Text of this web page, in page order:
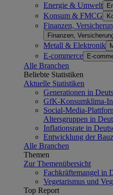
Energie & Umwelt
Konsum & FMCG
Finanzen,
Finanzen,
Metall & Elektronik
E-commerce E-
Alle Branchen
Beliebte Statistiken
Aktuelle Statistiken
Generationen in
GfK-Konsumklima-
Social-Media-
Altersgruppen in
Inflationsrate in
Entwicklung der
Alle Branchen
Themen
Zur Themenübersicht
Fachkräftemangel in
Vegetarismus und
Top Report